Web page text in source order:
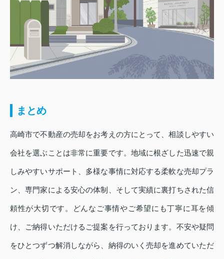
まとめ
高崎市で不動産の売却をお考えの方にとって、相談しやすい
会社を選ぶことは非常に重要です。地域に根ざした迅速で親
しみやすいサポート、多様な事情に対応する柔軟な売却プラ
ン、専門家による安心の体制、そして実績に裏打ちされた信
頼性が大切です。どんなご事情やご希望にも丁寧に耳を傾
け、ご納得いただけるご提案を行っております。不安や疑問
をひとつずつ解消しながら、納得のいく売却を進めていただ